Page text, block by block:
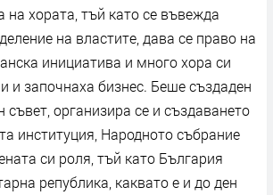
хората, тъй като се въвежда
на властите, дава се право на
инициатива и много хора си
и започнаха бизнес. Беше създаден
организира се и създаването
институция, Народното събрание
си роля, тъй като България
република, каквато е и до ден